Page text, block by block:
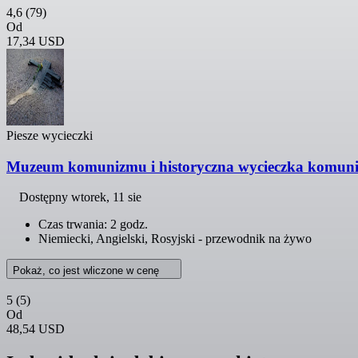
4,6 (79)
Od
17,34 USD
Piesze wycieczki
Muzeum komunizmu i historyczna wycieczka
Dostępny wtorek, 11 sie
Czas trwania: 2 godz.
Niemiecki, Angielski, Rosyjski - przewodnik na żywo
Pokaż, co jest wliczone w cenę
5 (5)
Od
48,54 USD